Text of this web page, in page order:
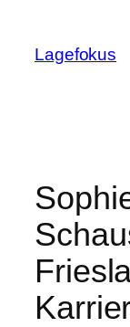
content
Lagefokus